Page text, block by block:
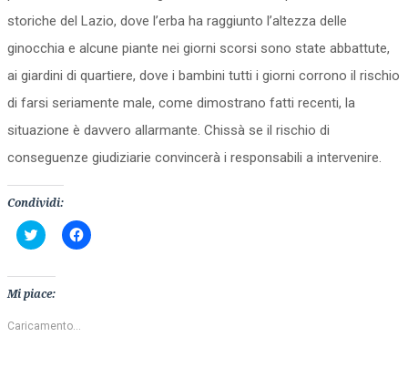
storiche del Lazio, dove l’erba ha raggiunto l’altezza delle
ginocchia e alcune piante nei giorni scorsi sono state abbattute,
ai giardini di quartiere, dove i bambini tutti i giorni corrono il rischio
di farsi seriamente male, come dimostrano fatti recenti, la
situazione è davvero allarmante. Chissà se il rischio di
conseguenze giudiziarie convincerà i responsabili a intervenire.
Condividi:
Fai
clic
condividere
su
Twitter
apre
Fai
clic
Mi piace:
Caricamento...